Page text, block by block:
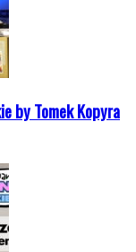
by Tomek Kopyra